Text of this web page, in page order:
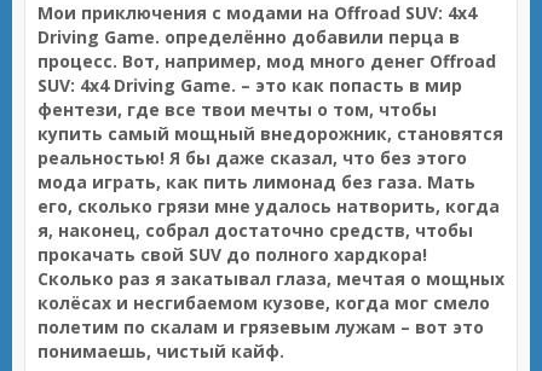
Мои приключения с модами на Offroad SUV: 4x4
Driving Game. определённо добавили перца в
процесс. Вот, например, мод много денег Offroad
SUV: 4x4 Driving Game. – это как попасть в мир
фентези, где все твои мечты о том, чтобы
купить самый мощный внедорожник, становятся
реальностью! Я бы даже сказал, что без этого
мода играть, как пить лимонад без газа. Мать
его, сколько грязи мне удалось натворить, когда
я, наконец, собрал достаточно средств, чтобы
прокачать свой SUV до полного хардкора!
Сколько раз я закатывал глаза, мечтая о мощных
колёсах и несгибаемом кузове, когда мог смело
полетим по скалам и грязевым лужам – вот это
понимаешь, чистый кайф.